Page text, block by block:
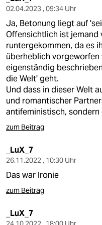
02.04.2023 , 09:34 Uhr
Ja, Betonung liegt auf
Offensichtlich ist jemand
runtergekommen, da es
überheblich
eigenständig
die Welt' geht.
Und dass in dieser Welt
und romantischer
antifeministisch, sondern
zum Beitrag
_LuX_7
26.11.2022 , 10:30 Uhr
Das war Ironie
zum Beitrag
_LuX_7